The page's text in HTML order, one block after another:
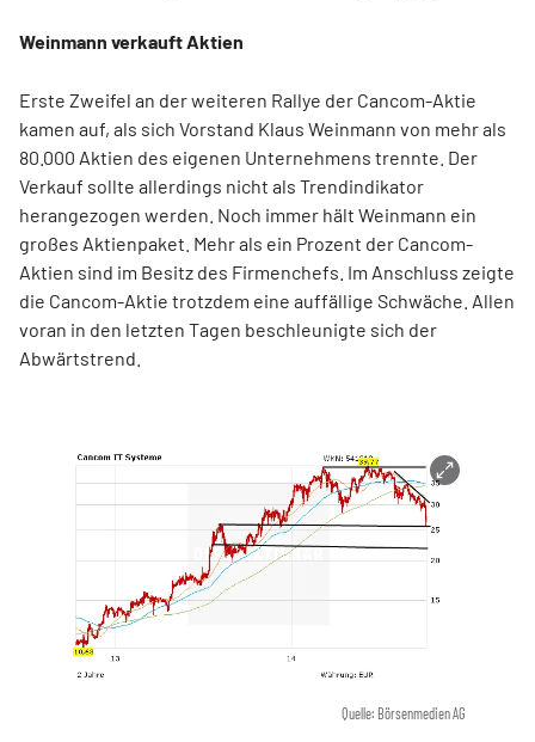
Weinmann verkauft Aktien
Erste Zweifel an der weiteren Rallye der Cancom-Aktie
kamen auf, als sich Vorstand Klaus Weinmann von mehr als
80.000 Aktien des eigenen Unternehmens trennte. Der
Verkauf sollte allerdings nicht als Trendindikator
herangezogen werden. Noch immer hält Weinmann ein
großes Aktienpaket. Mehr als ein Prozent der Cancom-
Aktien sind im Besitz des Firmenchefs. Im Anschluss zeigte
die Cancom-Aktie trotzdem eine auffällige Schwäche. Allen
voran in den letzten Tagen beschleunigte sich der
Abwärtstrend.
Quelle: Börsenmedien AG